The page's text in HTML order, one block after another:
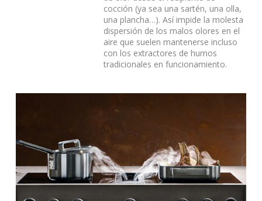
cocción (ya sea una sartén, una olla,
una plancha…). Así impide la molesta
dispersión de los malos olores en el
aire que suelen mantenerse incluso
con los extractores de humos
tradicionales en funcionamiento.